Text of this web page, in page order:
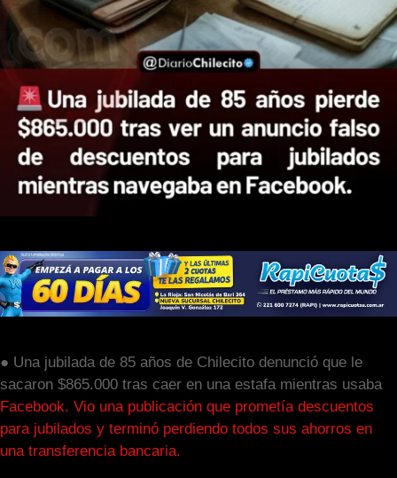
● Una jubilada de 85 años de Chilecito denunció que le
sacaron $865.000 tras caer en una estafa mientras usaba
Facebook. Vio una publicación que prometía descuentos
para jubilados y terminó perdiendo todos sus ahorros en
una transferencia bancaria.